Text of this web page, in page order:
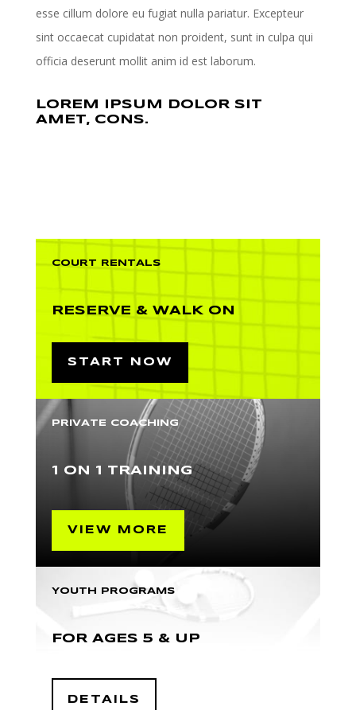
esse cillum dolore eu fugiat nulla pariatur. Excepteur
sint occaecat cupidatat non proident, sunt in culpa qui
officia deserunt mollit anim id est laborum.
LOREM IPSUM DOLOR SIT
AMET, CONS.
COURT RENTALS
RESERVE & WALK ON
START NOW
PRIVATE COACHING
1 ON 1 TRAINING
VIEW MORE
YOUTH PROGRAMS
FOR AGES 5 & UP
DETAILS